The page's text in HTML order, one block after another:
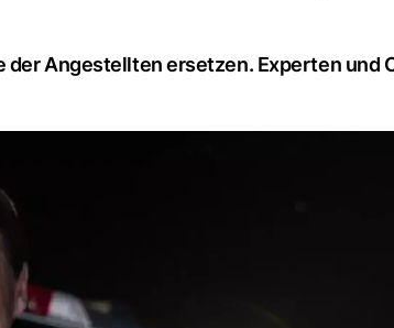
der Angestellten ersetzen. Experten und